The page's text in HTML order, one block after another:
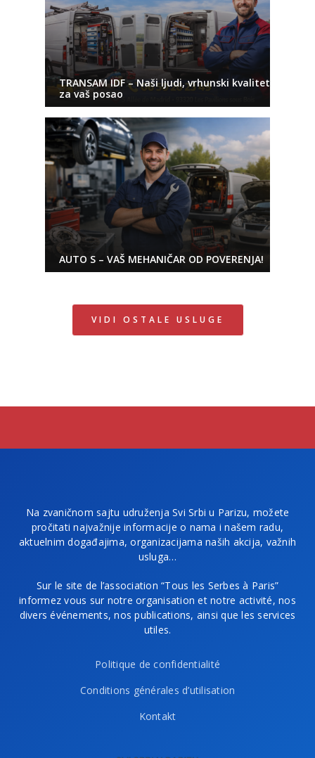
TRANSAM IDF – Naši ljudi, vrhunski kvalitet
za vaš posao
AUTO S – VAŠ MEHANIČAR OD POVERENJA!
VIDI OSTALE USLUGE
Na zvaničnom sajtu udruženja Svi Srbi u Parizu, možete
pročitati najvažnije informacije o nama i našem radu,
aktuelnim događajima, organizacijama naših akcija, važnih
usluga…
Sur le site de l’association “Tous les Serbes à Paris”
informez vous sur notre organisation et notre activité, nos
divers événements, nos publications, ainsi que les services
utiles.
Politique de confidentialité
Conditions générales d’utilisation
Kontakt